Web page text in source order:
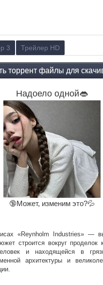
3 Трейлер HD
Надоело одной👄
🔞Может, изменим это?💦
«Reynholm Industries» —
строится вокруг
и находящейся в
архитектуры и